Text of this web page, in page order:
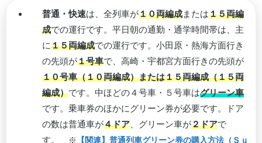
普通・快速は、全列車が１０両編成または１５両編
成での運行です。平日朝の通勤・通学時間帯は、主
に１５両編成での運行です。小田原・熱海方面行き
の先頭が１号車で、高崎・宇都宮方面行きの先頭が
１０号車（１０両編成）または１５両編成（１５両
編成）です。中ほどの４号車・５号車はグリーン車
です。乗車券のほかにグリーン券が必要です。ドア
の数は普通車が４ドア 、グリーン車が２ドアで
す。
※
【関連】普通列車グリーン券の購入方法（Ｓｕ